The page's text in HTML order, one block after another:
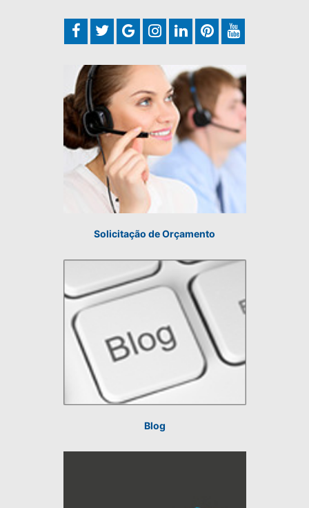
Solicitação de Orçamento
Blog